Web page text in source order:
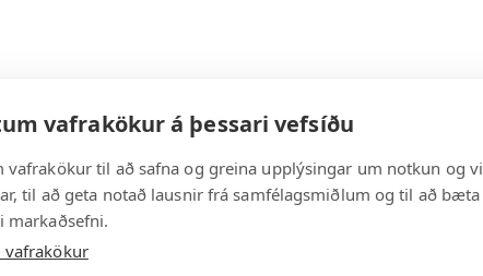
vafrakökur á þessari vefsíðu
vafrakökur til að safna og greina upplýsingar um notkun og
til að geta notað lausnir frá samfélagsmiðlum og til að
markaðsefni.
vafrakökur